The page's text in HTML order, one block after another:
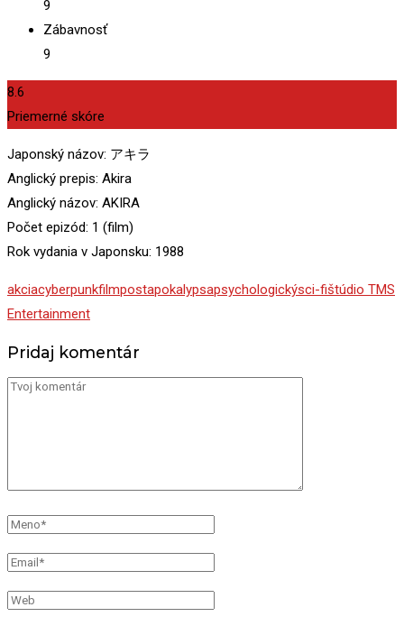
9
Zábavnosť
9
8.6
Priemerné skóre
Japonský názov: アキラ
Anglický prepis: Akira
Anglický názov: AKIRA
Počet epizód: 1 (film)
Rok vydania v Japonsku: 1988
akciacyberpunkfilmpostapokalypsapsychologickýsci-fištúdio TMS
Entertainment
Pridaj komentár